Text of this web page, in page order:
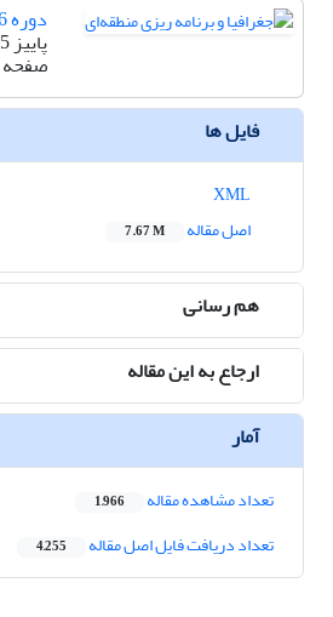
دوره 6، شماره 24
پاییز 1395
صفحه
فایل ها
اصل مقاله
7.67 M
هم رسانی
ارجاع به این مقاله
آمار
تعداد مشاهده مقاله 1,966
تعداد دریافت فایل اصل مقاله 4,255